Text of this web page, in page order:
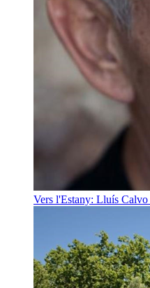
Vers l'Estany: Lluís Calvo